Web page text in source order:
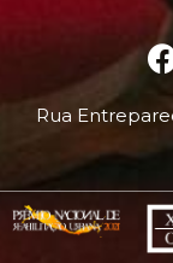
Rua